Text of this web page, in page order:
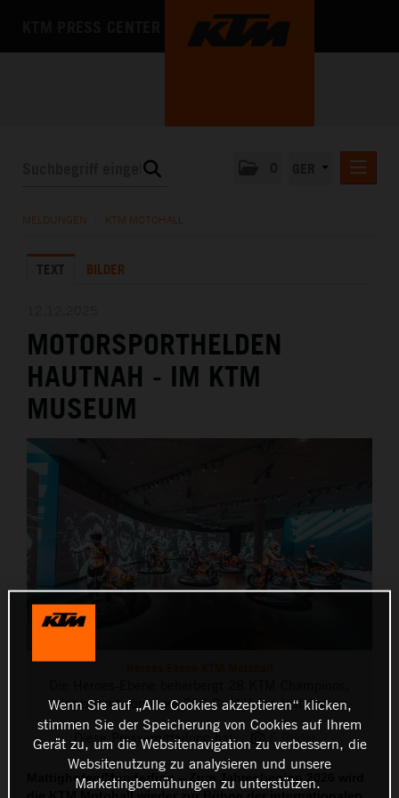
MEDIA
MELDUNGEN KTM MOTOHALL
TEXT BILDER
MOTORSPORTHELDEN
HAUTNAH - IM KTM
MUSEUM
eingerahmt von einer 360-Grad Video Installation
Diese Pressemitteilung hat: 6 Bilder
Mattighofen/Munderfing – Zum Jahresbeginn 2026 wird
die KTM Motohall wieder zur Bühne der internationalen
Wenn Sie auf „Alle Cookies akzeptieren“ klicken,
stimmen Sie der Speicherung von Cookies auf Ihrem
Gerät zu, um die Websitenavigation zu verbessern, die
Websitenutzung zu analysieren und unsere
Marketingbemühungen zu unterstützen.